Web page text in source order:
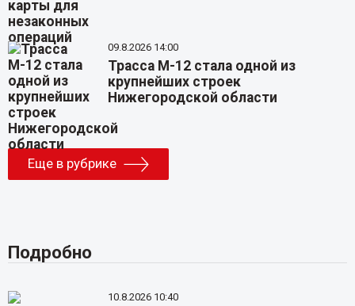
09.8.2026 14:00
Трасса М-12 стала одной из
крупнейших строек
Нижегородской области
Еще в рубрике
Подробно
10.8.2026 10:40